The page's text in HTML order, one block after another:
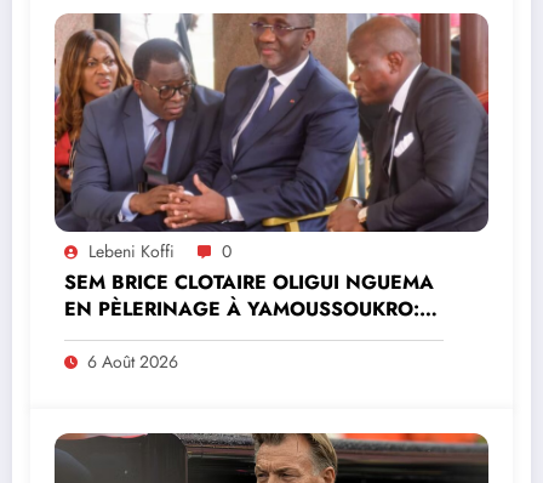
Lebeni Koffi 0
SEM BRICE CLOTAIRE OLIGUI NGUEMA
EN PÈLERINAGE À YAMOUSSOUKRO:LE
MINISTRE PAULIN CLAUDE DANHO
PREND PART À LA CÉRÉMONIE
6 Août 2026